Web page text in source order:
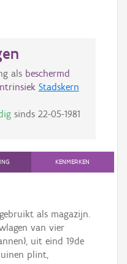
als beschermd
Stadskern
sinds 22-05-1981
KENMERKEN
als magazijn.
van vier
uit eind 19de
plint,